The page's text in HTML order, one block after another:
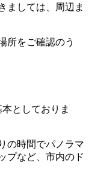
ましては、周辺ま
所をご確認のう
本としておりま
の時間でパノラマ
プなど、市内のド